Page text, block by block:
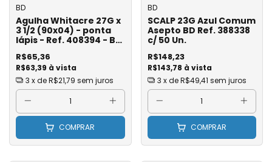
BD
Agulha Whitacre 27G x
3 1/2 (90x04) - ponta
lápis - Ref. 408394 - BD
R$63,39 à vista
R$65,36
3 x deR$21,79 sem juros
COMPRAR
BD
SCALP 23G Azul Comum
Asepto BD Ref. 388338
c/ 50 Un.
R$143,78 à vista
R$148,23
3 x deR$49,41 sem juros
COMPRAR